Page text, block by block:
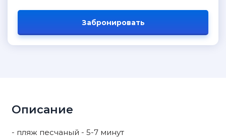
Забронировать
Описание
- пляж песчаный - 5-7 минут